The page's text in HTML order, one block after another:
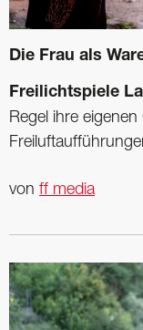
Die Frau als
Freilichtspiele
Regel ihre
von ff media